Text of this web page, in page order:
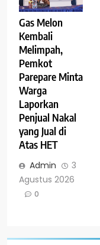
Gas Melon
Kembali
Melimpah,
Pemkot
Parepare Minta
Warga
Laporkan
Penjual Nakal
yang Jual di
Atas HET
Admin
3
Agustus 2026
0